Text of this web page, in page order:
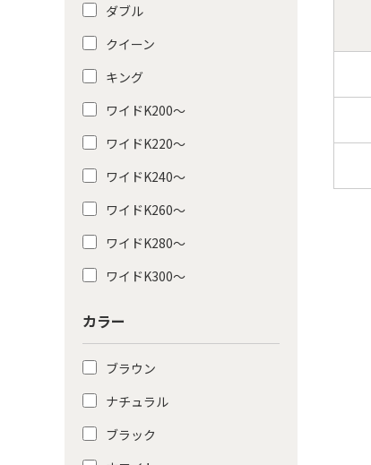
ダブル
クイーン
キング
ワイドK200〜
ワイドK220〜
ワイドK240〜
ワイドK260〜
ワイドK280〜
ワイドK300〜
カラー
ブラウン
ナチュラル
ブラック